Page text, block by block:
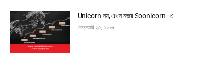
Unicorn নয়, এখন নজর Soonicorn–এ
ফেব্রুয়ারি ২৩, ২০২৬